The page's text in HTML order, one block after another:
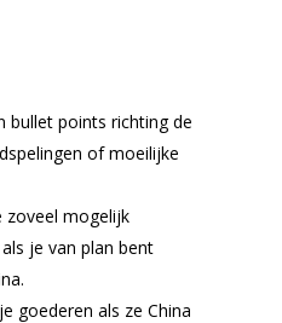
bullet points richting de
of moeilijke
mogelijk
je van plan bent
goederen als ze China